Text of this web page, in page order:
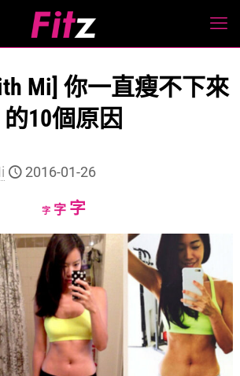
Mi] 你一直瘦不下來
的10個原因
2016-01-26
字Decrease
size.
字Reset
size.
字Increase
size.